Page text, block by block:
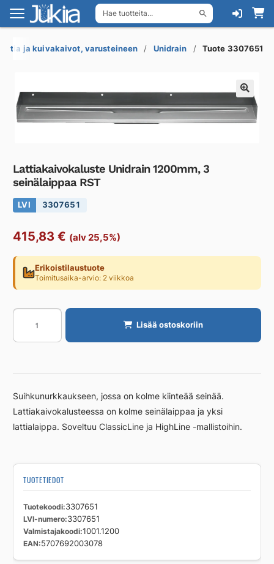
Hae tuotteita...
Siirry
navigointiin
Siirry
sisältöön
ja kuivakaivot, varusteineen Unidrain Tuote 3307651
Lattiakaivokaluste Unidrain 1200mm, 3
seinälaippaa RST
LVI 3307651
415,83 € (alv 25,5%)
Erikoistilaustuote
Toimitusaika-arvio: 2 viikkoa
Lattiakaivokaluste
Unidrain
1200mm,
seinälaippaa
määrä
Lisää ostoskoriin
Suihkunurkkaukseen, jossa on kolme kiinteää seinää.
Lattiakaivokalusteessa on kolme seinälaippaa ja yksi
lattialaippa. Soveltuu ClassicLine ja HighLine -mallistoihin.
TUOTETIEDOT
Tuotekoodi 3307651
LVI-numero 3307651
Valmistajakoodi 1001.1200
EAN 5707692003078